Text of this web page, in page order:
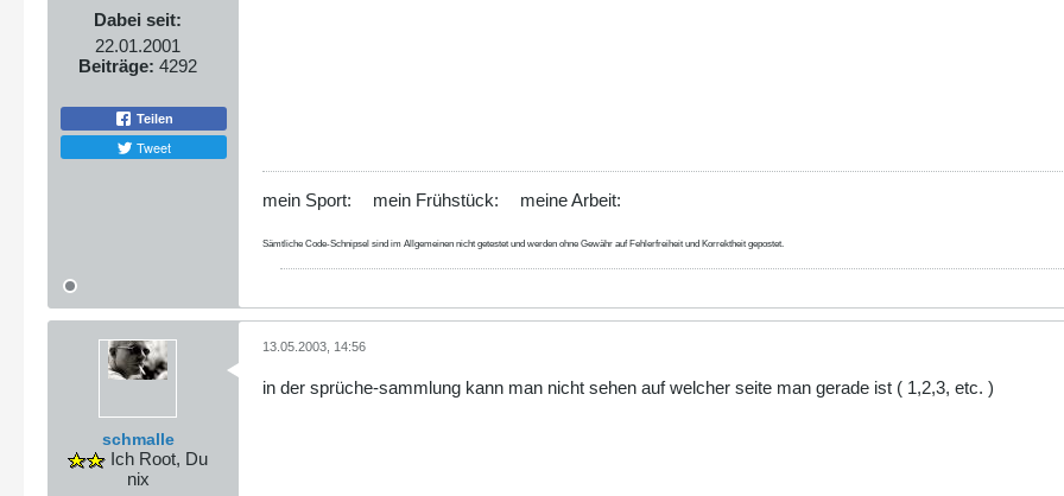
Dabei seit:
22.01.2001
Beiträge: 4292
Teilen
Tweet
mein Sport: mein Frühstück: meine Arbeit:
Sämtliche Code-Schnipsel sind im Allgemeinen nicht getestet und werden ohne Gewähr auf Fehlerfreiheit und Korrektheit gepostet.
schmalle
Ich Root, Du
nix
13.05.2003, 14:56
in der sprüche-sammlung kann man nicht sehen auf welcher seite man gerade ist ( 1,2,3, etc. )